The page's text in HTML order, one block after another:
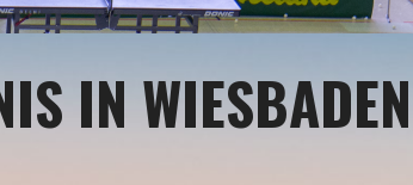
IN WIESBADEN